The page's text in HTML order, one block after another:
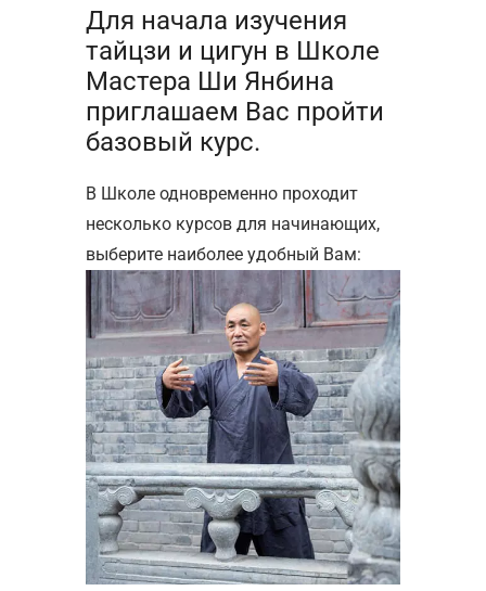
Для начала изучения
тайцзи и цигун в Школе
Мастера Ши Янбина
приглашаем Вас пройти
базовый курс.
В Школе одновременно проходит
несколько курсов для начинающих,
выберите наиболее удобный Вам: